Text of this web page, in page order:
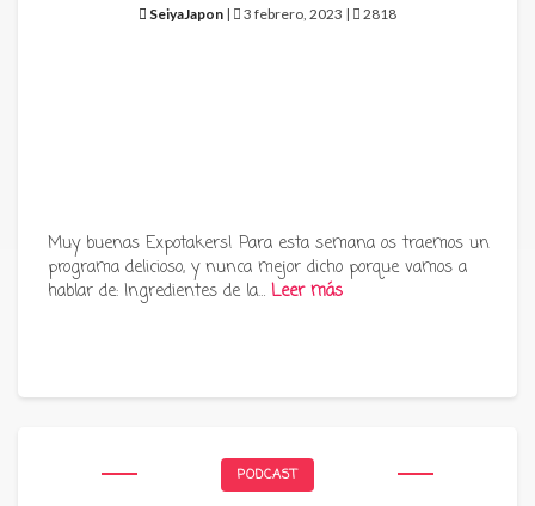
SeiyaJapon | 3 febrero, 2023 | 2818
Muy buenas Expotakers! Para esta semana os traemos un
programa delicioso, y nunca mejor dicho porque vamos a
hablar de: Ingredientes de la… Leer más
PODCAST